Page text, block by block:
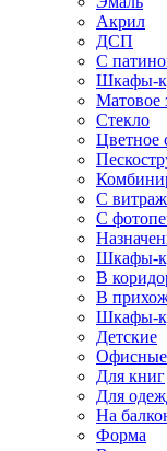
Акрил
ДСП
С
Шкафы-
Матовое
Стекло
Цветное
С
С
Шкафы-
В
В
Шкафы-
Детские
Офисные
Для книг
Для
На
Форма